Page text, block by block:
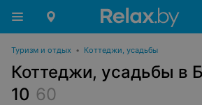
Туризм и отдых • Коттеджи, усадьбы
Коттеджи, усадьбы в
10 60